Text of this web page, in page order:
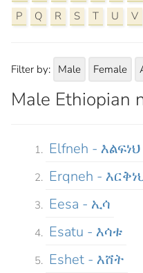
P
Q R S T U V
Filter by: Male Female
Male Ethiopian
Elfneh - እልፍነህ
Erqneh -
Eesa - ኢሳ
Esatu - እሳቱ
Eshet - እሸት